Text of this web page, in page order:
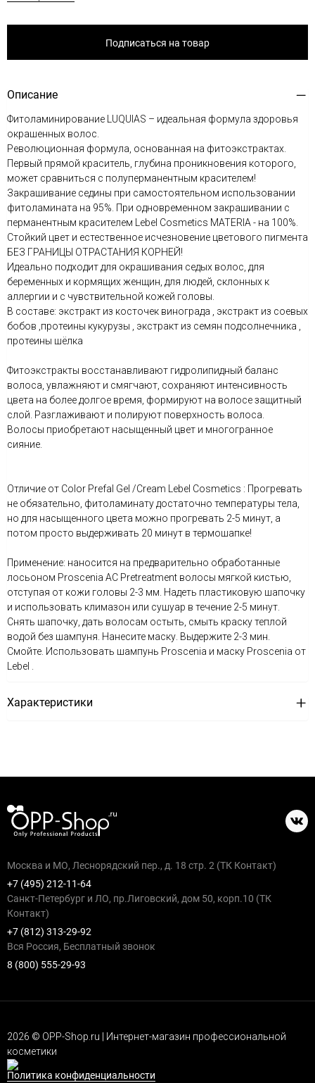
Подписаться на товар
Описание
Фитоламинирование LUQUIAS – идеальная формула здоровья
окрашенных волос.
Революционная формула, основанная на фитоэкстрактах.
Первый прямой краситель, глубина проникновения которого,
может сравниться с полуперманентным красителем!
Закрашивание седины при самостоятельном использовании
фитоламината на 95%. При одновременном закрашивании с
перманентным красителем Lebel Cosmetics MATERIA - на 100%.
Стойкий цвет и естественное исчезновение цветового пигмента
БЕЗ ГРАНИЦЫ ОТРАСТАНИЯ КОРНЕЙ!
Идеально подходит для окрашивания седых волос, для
беременных и кормящих женщин, для людей, склонных к
аллергии и с чувствительной кожей головы.
В составе: экстракт из косточек винограда , экстракт из соевых
бобов ,протеины кукурузы , экстракт из семян подсолнечника ,
протеины шёлка
Фитоэкстракты восстанавливают гидролипидный баланс
волоса, увлажняют и смягчают, сохраняют интенсивность
цвета на более долгое время, формируют на волосе защитный
слой. Разглаживают и полируют поверхность волоса.
Волосы приобретают насыщенный цвет и многогранное
сияние.
Отличие от Color Prefal Gel /Cream Lebel Cosmetics : Прогревать
не обязательно, фитоламинату достаточно температуры тела,
но для насыщенного цвета можно прогревать 2-5 минут, а
потом просто выдерживать 20 минут в термошапке!
Применение: наносится на предварительно обработанные
лосьоном Proscenia AC Pretreatment волосы мягкой кистью,
отступая от кожи головы 2-3 мм. Надеть пластиковую шапочку
и использовать климазон или сушуар в течение 2-5 минут.
Снять шапочку, дать волосам остыть, смыть краску теплой
водой без шампуня. Нанесите маску. Выдержите 2-3 мин.
Смойте. Использовать шампунь Proscenia и маску Proscenia от
Lebel .
Характеристики
Москва и МО, Леснорядский пер., д. 18 стр. 2 (ТК Контакт)
+7 (495) 212-11-64
Санкт-Петербург и ЛО, пр.Лиговский, дом 50, корп.10 (ТК
Контакт)
+7 (812) 313-29-92
Вся Россия, Бесплатный звонок
8 (800) 555-29-93
2026 © OPP-Shop.ru | Интернет-магазин профессиональной
косметики
Политика конфиденциальности